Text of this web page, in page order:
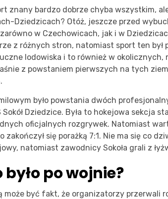
znany bardzo dobrze chyba wszystkim,
Dziedzicach? Otóż, jeszcze przed
zarówno w Czechowicach, jak i w
z różnych stron, natomiast sport ten był
lodowiska i to również w
z powstaniem pierwszych na tych
było powstania dwóch
Sokół Dziedzice. Była to hokejowa sekcja
oficjalnych rozgrywek. Natomiast
zakończył się porażką 7:1. Nie ma się co
natomiast zawodnicy Sokoła grali z
po wojnie?
może być fakt, że organizatorzy przerwali